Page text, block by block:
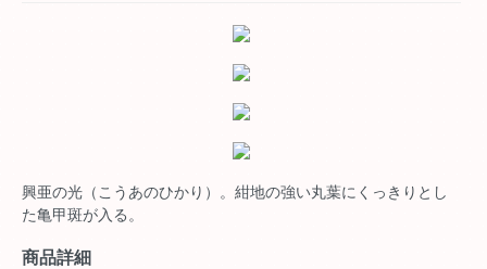
興亜の光（こうあのひかり）。紺地の強い丸葉にくっきりとし
た亀甲斑が入る。
商品詳細